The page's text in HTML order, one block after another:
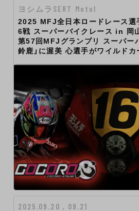
ヨシムラSERT Motul
2025 MFJ全日本ロードレース選
6戦 スーパーバイクレース in 岡
第57回MFJグランプリ スーパー
鈴鹿」に渥美 心選手がワイルドカ
2025.09.20 , 09.21